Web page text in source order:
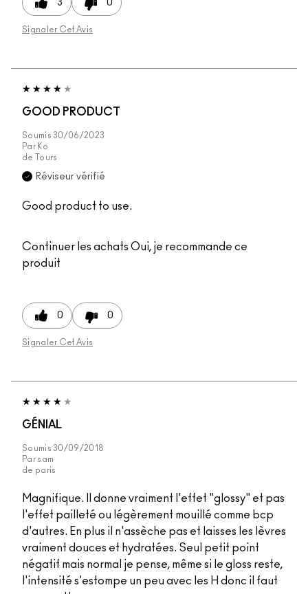
3 0
Signaler Cet Avis
GOOD PRODUCT
Soumis30/06/2023
Par Ko
de
Tours
Réviseur vérifié
Good product to use.
Continuer les achats Oui, je recommande ce
produit
0 0
Signaler Cet Avis
GÉNIAL
Soumis30/09/2018
Par sam
de paris
Magnifique. Il donne vraiment l'effet "glossy" et pas
l'effet pailleté ou légèrement mouillé comme bcp
d'autres. En plus il n'assèche pas et laisses les lèvres
vraiment douces et hydratées. Seul petit point
négatif mais normal je pense, même si le gloss reste,
l'intensité s'estompe un peu avec les H donc il faut